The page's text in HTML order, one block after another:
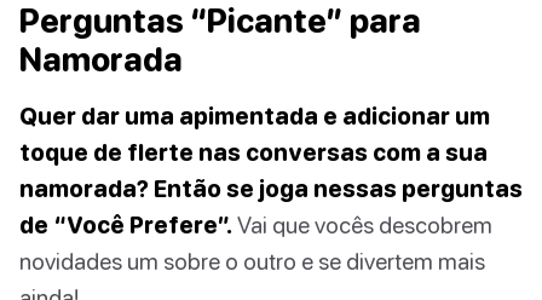
Perguntas “Picante” para
Namorada
Quer dar uma apimentada e adicionar um
toque de flerte nas conversas com a sua
namorada? Então se joga nessas perguntas
de “Você Prefere”. Vai que vocês descobrem
novidades um sobre o outro e se divertem mais